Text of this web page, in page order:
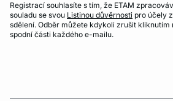
Registrací souhlasíte s tím, že ETAM
souladu se svou Listinou důvěrnosti pro účely
sdělení. Odběr můžete kdykoli zrušit kliknutím
spodní části každého e-mailu.